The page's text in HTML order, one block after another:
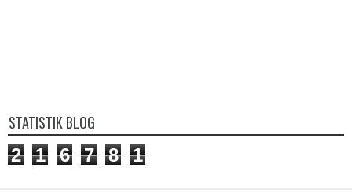
STATISTIK BLOG
2 1 6 7 8 1